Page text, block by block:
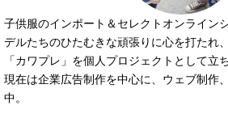
子供服のインポート＆セレクトオンライン
デルたちのひたむきな頑張りに心を打たれ
「カワプレ」を個人プロジェクトとして立
現在は企業広告制作を中心に、ウェブ制作
中。